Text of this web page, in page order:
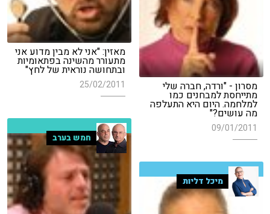
מאזין: "אני לא מבין מדוע אני
מתעורר מהשינה בפתאומיות
ובתחושה נוראית של לחץ"
25/02/2011 מסרון - "ורדה, חברה שלי
מתייחסת למבחנים כמו
למלחמה. היום היא התעלפה
מה עושים?"
09/01/2011
חמש בערב
מיכל דליות